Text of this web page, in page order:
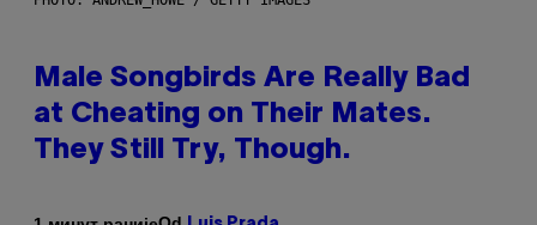
Male Songbirds Are Really Bad
at Cheating on Their Mates.
They Still Try, Though.